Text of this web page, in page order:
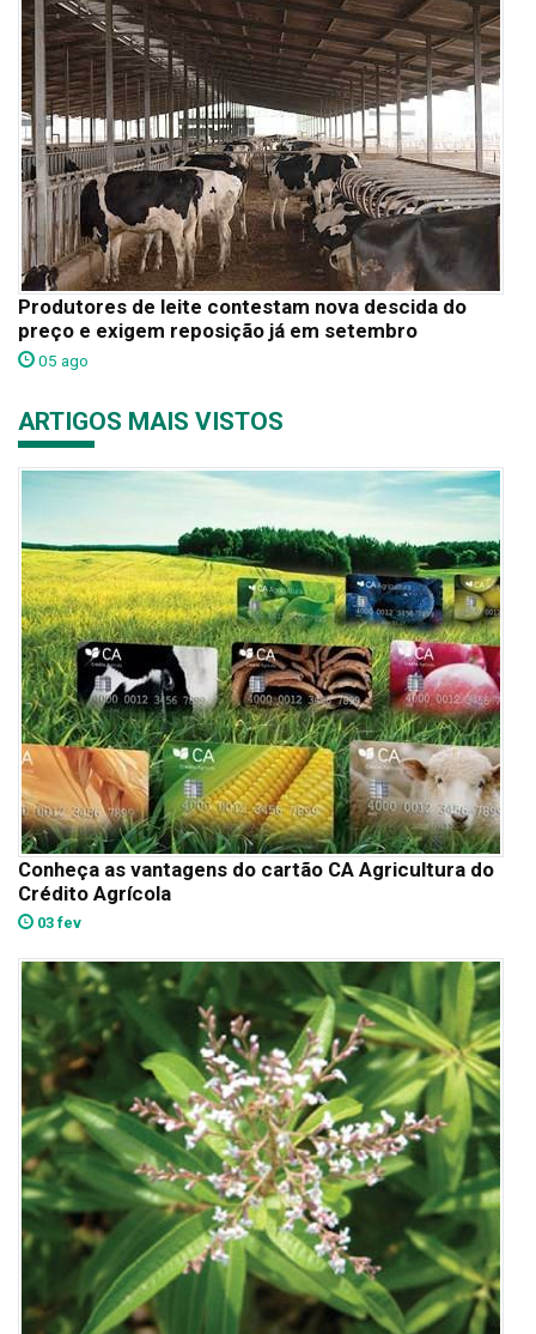
Produtores de leite contestam nova descida do
preço e exigem reposição já em setembro
05 ago
ARTIGOS MAIS VISTOS
Conheça as vantagens do cartão CA Agricultura do
Crédito Agrícola
03 fev